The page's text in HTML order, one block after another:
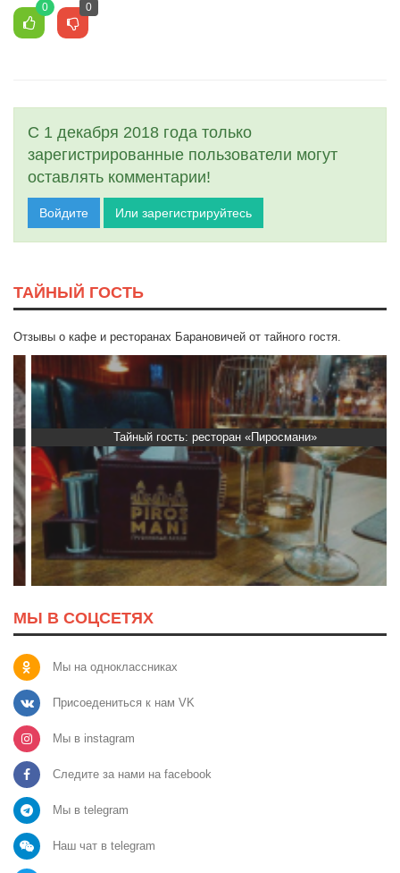
0 0
С 1 декабря 2018 года только
зарегистрированные пользователи могут
оставлять комментарии!
Войдите Или зарегистрируйтесь
ТАЙНЫЙ ГОСТЬ
Отзывы о кафе и ресторанах Барановичей от тайного гостя.
Тайный гость: ресторан «Пиросмани»
МЫ В СОЦСЕТЯХ
Мы на одноклассниках
Присоедениться к нам VK
Мы в instagram
Следите за нами на facebook
Мы в telegram
Наш чат в telegram